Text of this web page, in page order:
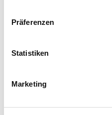
Präferenzen
Statistiken
Marketing